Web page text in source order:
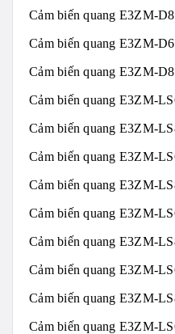
Cảm biến quang E3ZM-
Cảm biến quang E3ZM-
Cảm biến quang E3ZM-
Cảm biến quang E3ZM-
Cảm biến quang E3ZM-
Cảm biến quang E3ZM-
Cảm biến quang E3ZM-
Cảm biến quang E3ZM-
Cảm biến quang E3ZM-
Cảm biến quang E3ZM-
Cảm biến quang E3ZM-
Cảm biến quang E3ZM-